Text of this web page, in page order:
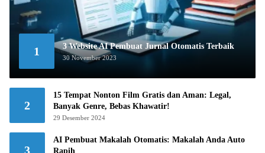
1 3 Website AI Pembuat Jurnal Otomatis Terbaik
30 November 2023
2
15 Tempat Nonton Film Gratis dan Aman: Legal,
Banyak Genre, Bebas Khawatir!
29 Desember 2024
3
AI Pembuat Makalah Otomatis: Makalah Anda Auto
Rapih